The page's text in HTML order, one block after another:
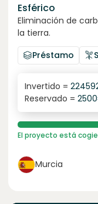
Esférico
Eliminación de
la tierra.
Préstamo
6.3%
interés anual
Invertido =
Reservado = 2500
El proyecto está
Murcia